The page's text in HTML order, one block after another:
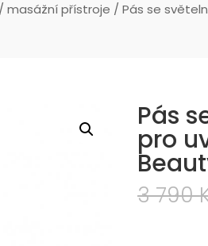
/ masážní přístroje / Pás se
Pás
pro
3 790